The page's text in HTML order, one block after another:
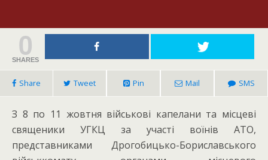
0
SHARES
Share Tweet Pin Mail SMS
З 8 по 11 жовтня військові капелани та місцеві
священики УГКЦ за участі воїнів АТО,
представниками Дрогобицько-Бориславського